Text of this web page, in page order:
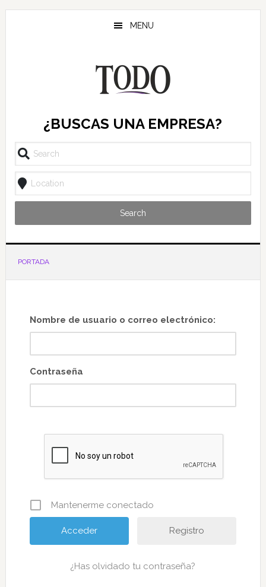
Saltar
Saltar
MENU
¿BUSCAS UNA EMPRESA?
Search
PORTADA
Nombre de usuario o correo electrónico:
Contraseña
Mantenerme conectado
Registro
¿Has olvidado tu contraseña?